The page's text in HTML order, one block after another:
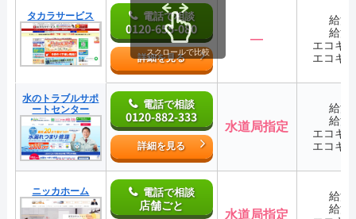
タカラサービス 電話で相談
0120-655-080
詳細を見る
―
給湯
給湯
エコキ
エコキ
水のトラブルサポ
ートセンター
電話で相談
0120-882-333
詳細を見る
水道局指定
給湯
給湯
エコキ
エコキ
ニッカホーム 電話で相談
店舗ごと
水道局指定
給湯
給湯
スクロールで比較